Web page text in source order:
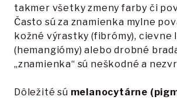
takmer všetky zmeny farby či
Často sú za znamienka mylne
kožné výrastky (fibrómy), cievne
(hemangiómy) alebo drobné
„znamienka“ sú neškodné a
Dôležité sú melanocytárne